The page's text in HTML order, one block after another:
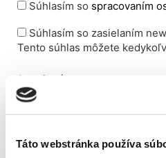
Táto webstránka používa
Súhlasím so spracovaním
Súhlasím so zasielaním
Tento súhlas môžete
*povinné